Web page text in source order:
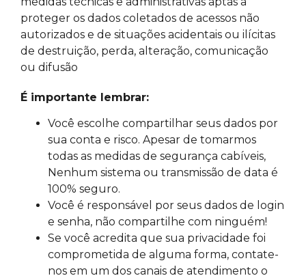
proteger os dados coletados de acessos não
autorizados e de situações acidentais ou ilícitas
de destruição, perda, alteração, comunicação
ou difusão
É importante lembrar:
Você escolhe compartilhar seus dados por
sua conta e risco. Apesar de tomarmos
todas as medidas de segurança cabíveis,
Nenhum sistema ou transmissão de data é
100% seguro.
Você é responsável por seus dados de login
e senha, não compartilhe com ninguém!
Se você acredita que sua privacidade foi
comprometida de alguma forma, contate-
nos em um dos canais de atendimento o